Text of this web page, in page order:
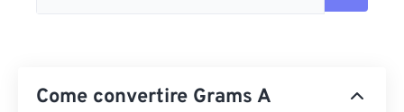
Come convertire Grams A